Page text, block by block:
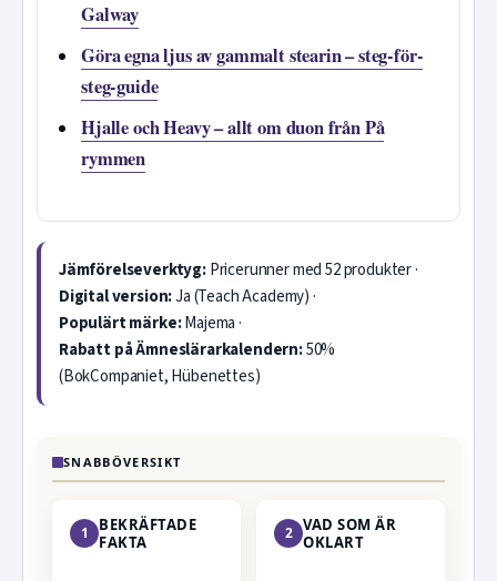
Galway
Göra egna ljus av gammalt stearin – steg-för-
steg-guide
Hjalle och Heavy – allt om duon från På
rymmen
Jämförelseverktyg:Pricerunner med 52 produkter ·
Digital version:Ja (Teach Academy) ·
Populärt märke:Majema ·
Rabatt på Ämneslärarkalendern:50%
(BokCompaniet, Hübenettes)
SNABBÖVERSIKT
1
BEKRÄFTADE
FAKTA
2 VAD SOM ÄR
OKLART